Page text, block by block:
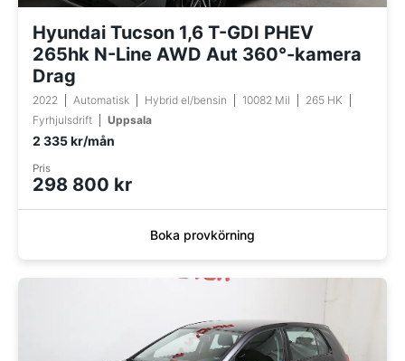
Hyundai Tucson 1,6 T-GDI PHEV
265hk N-Line AWD Aut 360°-kamera
Drag
2022 Automatisk Hybrid el/bensin 10082 Mil
265 HK
Fyrhjulsdrift
Uppsala
2 335 kr/mån
Pris
298 800 kr
Boka provkörning